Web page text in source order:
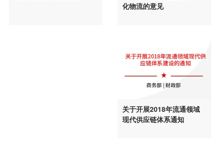
化物流的意见
关于开展2018年流通领域
现代供应链体系通知